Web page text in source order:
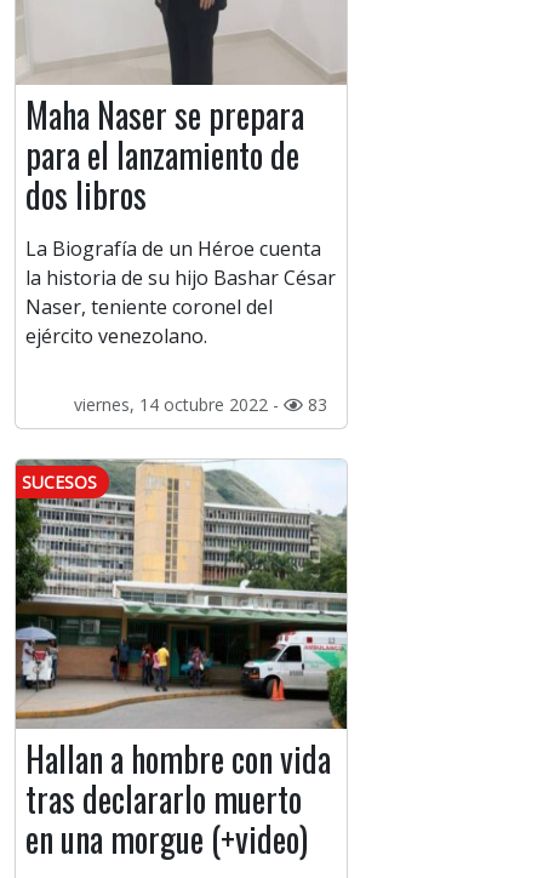
Maha Naser se prepara
para el lanzamiento de
dos libros
La Biografía de un Héroe cuenta
la historia de su hijo Bashar César
Naser, teniente coronel del
ejército venezolano.
viernes, 14 octubre 2022 - 83
SUCESOS
Hallan a hombre con vida
tras declararlo muerto
en una morgue (+video)